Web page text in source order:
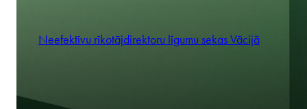
Neefektīvu rīkotājdirektoru līgumu sekas Vācijā